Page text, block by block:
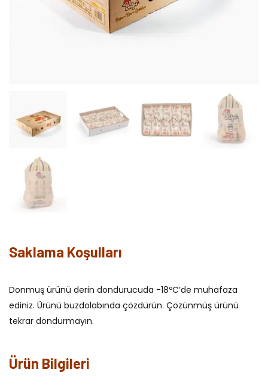
Saklama Koşulları
Donmuş ürünü derin dondurucuda -18ºC’de muhafaza
ediniz. Ürünü buzdolabında çözdürün. Çözünmüş ürünü
tekrar dondurmayın.
Ürün Bilgileri